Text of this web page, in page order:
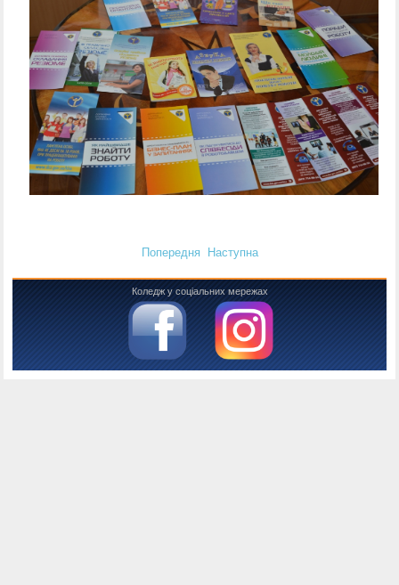
Попередня Наступна
Коледж у соціальних мережах